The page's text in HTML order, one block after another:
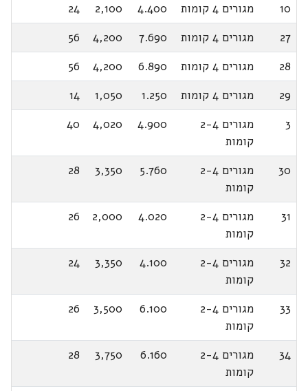
10
מגורים 4 קומות 4.400
2,100
24
27
מגורים 4 קומות 7.690
4,200
56
28
מגורים 4 קומות 6.890
4,200
56
29
מגורים 4 קומות 1.250
1,050
14
3
מגורים 2-4
קומות
4.900
4,020
40
30
מגורים 2-4
קומות
5.760
3,350
28
31
מגורים 2-4
קומות
4.020
2,000
26
32
מגורים 2-4
קומות
4.100
3,350
24
33
מגורים 2-4
קומות
6.100
3,500
26
34
מגורים 2-4
קומות
6.160
3,750
28